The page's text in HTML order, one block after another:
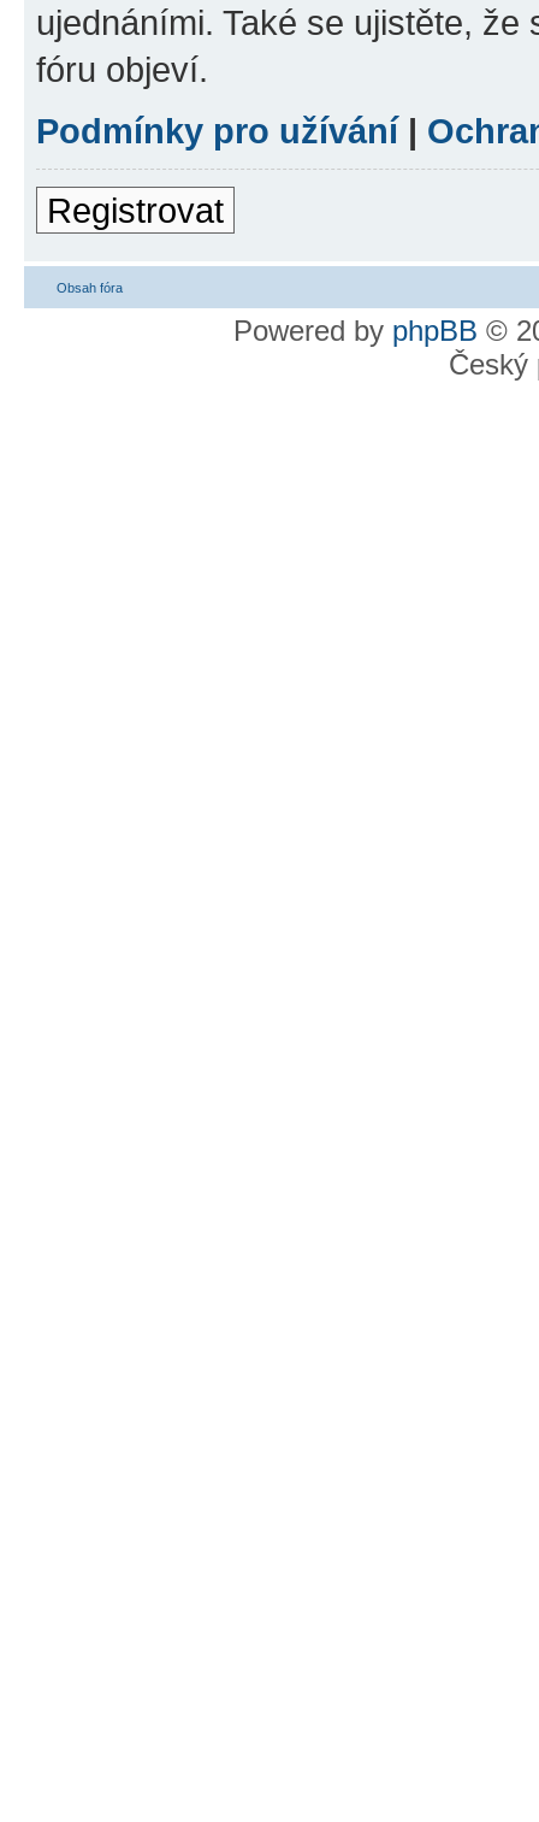
ujednáními. Také se ujistěte,
fóru objeví.
Podmínky pro užívání|
Registrovat
Obsah fóra
Powered by phpBB ©